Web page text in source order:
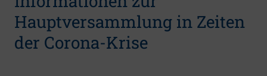
Hauptversammlung in Zeiten
der Corona-Krise